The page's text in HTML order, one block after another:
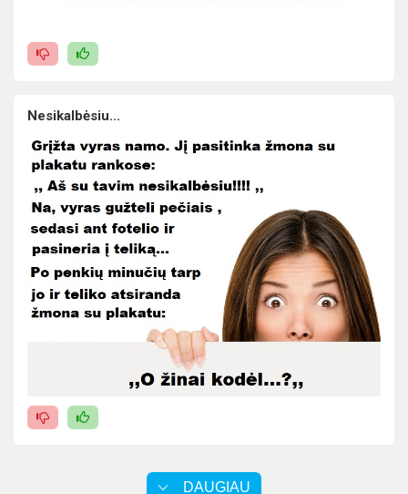
Nesikalbėsiu...
DAUGIAU